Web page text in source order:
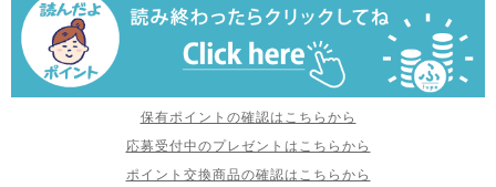
保有ポイントの確認はこちらから
応募受付中のプレゼントはこちらから
ポイント交換商品の確認はこちらから